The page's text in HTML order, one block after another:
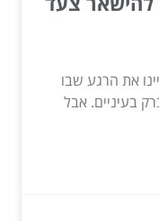
את הרגע שבו
בעיניים. אבל